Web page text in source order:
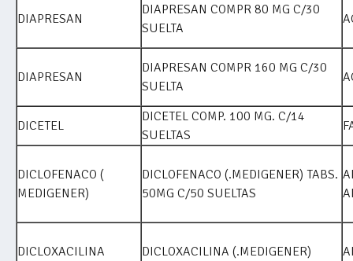
DIAPRESAN
DIAPRESAN COMPR 80 MG C/30
SUELTA
DIAPRESAN
DIAPRESAN COMPR 160 MG C/30
SUELTA
DICETEL
DICETEL COMP. 100 MG. C/14
SUELTAS
DICLOFENACO (
MEDIGENER)
DICLOFENACO (.MEDIGENER) TABS.
50MG C/50 SUELTAS
DICLOXACILINA
DICLOXACILINA (.MEDIGENER)